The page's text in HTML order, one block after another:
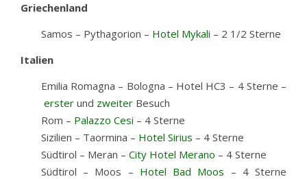
Griechenland
Samos – Pythagorion – Hotel Mykali – 2 1/2 Sterne
Italien
Emilia Romagna – Bologna – Hotel HC3 – 4 Sterne –
erster und zweiter Besuch
Rom – Palazzo Cesi – 4 Sterne
Sizilien – Taormina – Hotel Sirius – 4 Sterne
Südtirol – Meran – City Hotel Merano – 4 Sterne
Südtirol – Moos – Hotel Bad Moos – 4 Sterne